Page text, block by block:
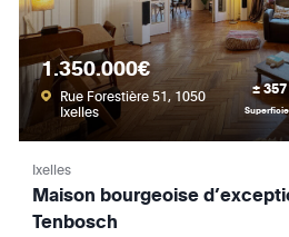
1.350.000€
Rue Forestière 51, 1050
Ixelles
±
Ixelles
Maison bourgeoise
Tenbosch